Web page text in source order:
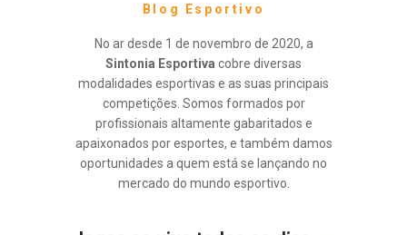
Blog Esportivo
No ar desde 1 de novembro de 2020, a
Sintonia Esportiva cobre diversas
modalidades esportivas e as suas principais
competições. Somos formados por
profissionais altamente gabaritados e
apaixonados por esportes, e também damos
oportunidades a quem está se lançando no
mercado do mundo esportivo.